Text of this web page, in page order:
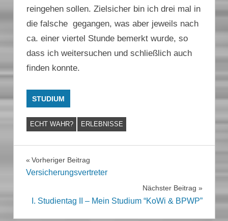
reingehen sollen. Zielsicher bin ich drei mal in
die falsche gegangen, was aber jeweils nach
ca. einer viertel Stunde bemerkt wurde, so
dass ich weitersuchen und schließlich auch
finden konnte.
STUDIUM
ECHT WAHR? ERLEBNISSE
Beitragsnavigation
Vorheriger Beitrag
Versicherungsvertreter
Nächster Beitrag
I. Studientag II – Mein Studium “KoWi & BPWP”